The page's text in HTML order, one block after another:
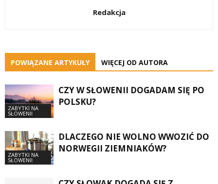
Redakcja
POWIĄZANE ARTYKUŁY WIĘCEJ OD AUTORA
ZABYTKI NA
SŁOWENII
CZY W SŁOWENII DOGADAM SIĘ PO
POLSKU?
ZABYTKI NA
SŁOWENII
DLACZEGO NIE WOLNO WWOZIĆ DO
NORWEGII ZIEMNIAKÓW?